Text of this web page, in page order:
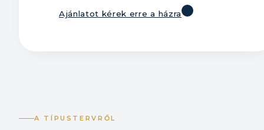
Ajánlatot kérek erre a házra
A TÍPUSTERVRŐL